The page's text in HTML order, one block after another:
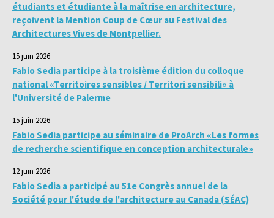
étudiants et étudiante à la maîtrise en architecture,
reçoivent la Mention Coup de Cœur au Festival des
Architectures Vives de Montpellier.
15 juin 2026
Fabio Sedia participe à la troisième édition du colloque
national «Territoires sensibles / Territori sensibili» à
l'Université de Palerme
15 juin 2026
Fabio Sedia participe au séminaire de ProArch «Les formes
de recherche scientifique en conception architecturale»
12 juin 2026
Fabio Sedia a participé au 51e Congrès annuel de la
Société pour l'étude de l'architecture au Canada (SÉAC)